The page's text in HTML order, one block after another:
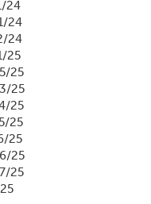
24
24
24
25
25
25
25
25
25
25
25